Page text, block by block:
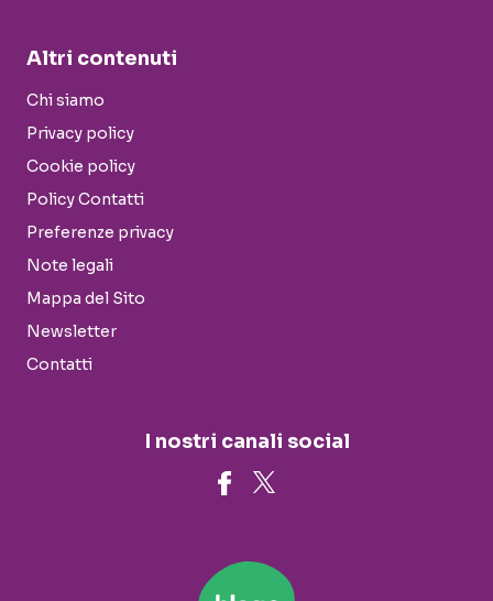
Altri contenuti
Chi siamo
Privacy policy
Cookie policy
Policy Contatti
Preferenze privacy
Note legali
Mappa del Sito
Newsletter
Contatti
I nostri canali social